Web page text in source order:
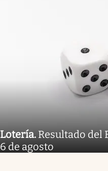
Lotería. Resultado del
6 de agosto